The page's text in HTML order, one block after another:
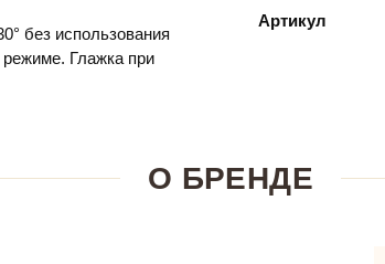
без использования
Глажка при
Артикул
О БРЕНДЕ